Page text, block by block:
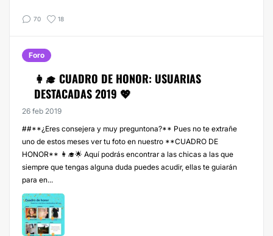
70 18
Foro
👩‍🎓 CUADRO DE HONOR: USUARIAS
DESTACADAS 2019 💖
26 feb 2019
##**¿Eres consejera y muy preguntona?** Pues no te extrañe
uno de estos meses ver tu foto en nuestro **CUADRO DE
HONOR** 👩‍🎓🌟 Aquí podrás encontrar a las chicas a las que
siempre que tengas alguna duda puedes acudir, ellas te guiarán
para en...